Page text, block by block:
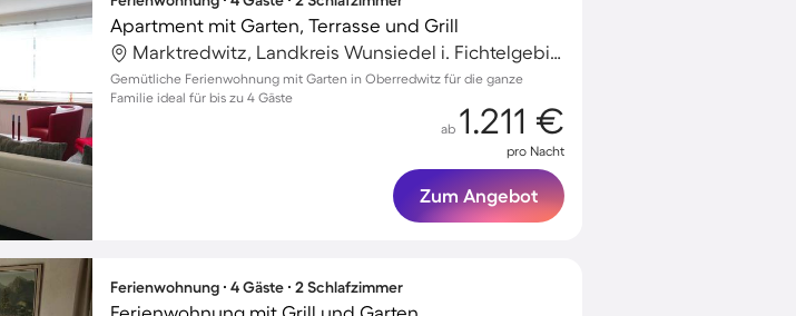
Apartment mit Garten, Terrasse und Grill
Marktredwitz, Landkreis Wunsiedel i. Fichtelgebirge, Deutschland
Gemütliche Ferienwohnung mit Garten in Oberredwitz für die ganze
Familie ideal für bis zu 4 Gäste
ab 1.211 €
pro Nacht
Zum Angebot
Ferienwohnung ∙ 4 Gäste ∙ 2 Schlafzimmer